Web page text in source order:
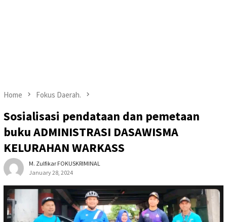
Home Fokus Daerah.
Sosialisasi pendataan dan pemetaan
buku ADMINISTRASI DASAWISMA
KELURAHAN WARKASS
M. Zulfikar FOKUSKRIMINAL
January 28, 2024